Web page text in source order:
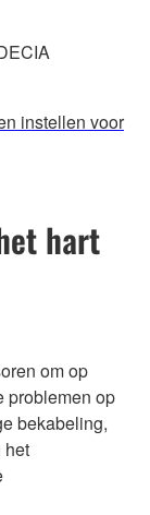
instellen voor
hart
om op
problemen op
bekabeling,
het